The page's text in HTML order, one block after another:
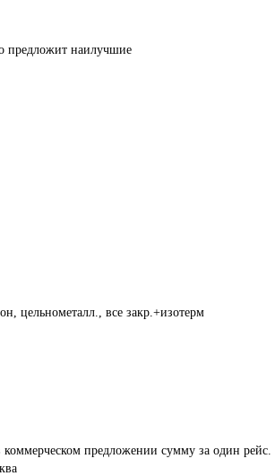
предложит наилучшие
цельнометалл., все закр.+изотерм
коммерческом предложении сумму за один рейс.